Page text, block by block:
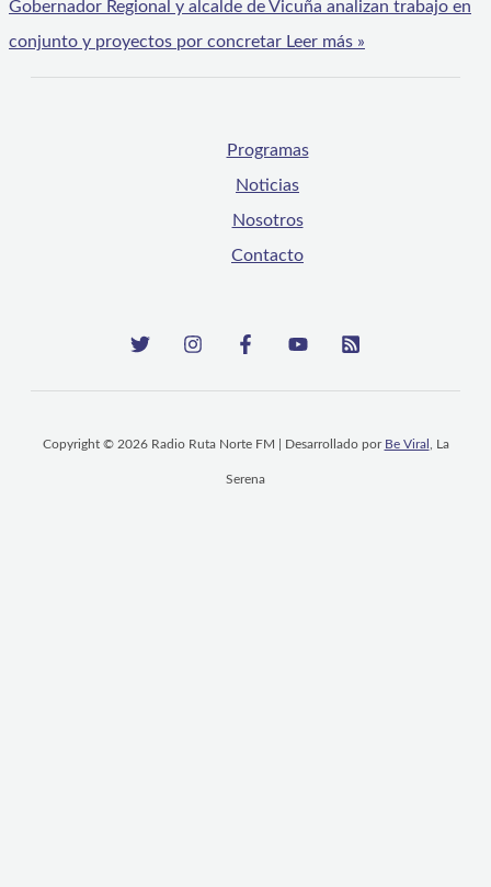
Gobernador Regional y alcalde de Vicuña analizan trabajo en
conjunto y proyectos por concretar Leer más »
Programas
Noticias
Nosotros
Contacto
Copyright © 2026 Radio Ruta Norte FM | Desarrollado por Be Viral , La
Serena